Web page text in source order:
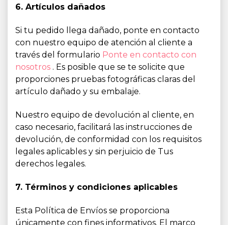
6. Artículos dañados
Si tu pedido llega dañado, ponte en contacto
con nuestro equipo de atención al cliente a
través del formulario Ponte en contacto con
nosotros . Es posible que se te solicite que
proporciones pruebas fotográficas claras del
artículo dañado y su embalaje.
Nuestro equipo de devolución al cliente, en
caso necesario, facilitará las instrucciones de
devolución, de conformidad con los requisitos
legales aplicables y sin perjuicio de Tus
derechos legales.
7. Términos y condiciones aplicables
Esta Política de Envíos se proporciona
únicamente con fines informativos. El marco